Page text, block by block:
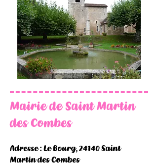
Mairie de Saint Martin
des Combes
Adresse : Le Bourg, 24140 Saint
Martin des Combes